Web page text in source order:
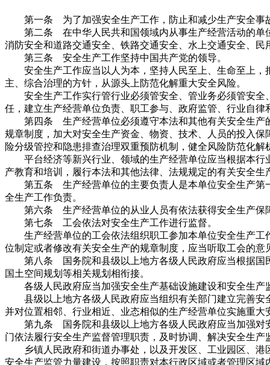
第一条 为了加强安全生产工作，防止和减少生产安全事
第二条 在中华人民共和国领域内从事生产经营活动的单
消防安全和道路交通安全、铁路交通安全、水上交通安全、
第三条 安全生产工作坚持中国共产党的领导。
安全生产工作应当以人为本，坚持人民至上、生命至上，
主、综合治理的方针，从源头上防范化解重大安全风险。
安全生产工作实行管行业必须管安全、管业务必须管安全
任，建立生产经营单位负责、职工参与、政府监管、行业自律
第四条 生产经营单位必须遵守本法和其他有关安全生产
规章制度，加大对安全生产资金、物资、技术、人员的投入
险分级管控和隐患排查治理双重预防机制，健全风险防范化
平台经济等新兴行业、领域的生产经营单位应当根据本行
产教育和培训，履行本法和其他法律、法规规定的有关安全生
第五条 生产经营单位的主要负责人是本单位安全生产第
全生产工作负责。
第六条 生产经营单位的从业人员有依法获得安全生产保
第七条 工会依法对安全生产工作进行监督。
生产经营单位的工会依法组织职工参加本单位安全生产工
位制定或者修改有关安全生产的规章制度，应当听取工会的意
第八条 国务院和县级以上地方各级人民政府应当根据国
国土空间规划等相关规划相衔接。
各级人民政府应当加强安全生产基础设施建设和安全生产
县级以上地方各级人民政府应当组织有关部门建立完善安
并对位置相邻、行业相近、业态相似的生产经营单位实施重大
第九条 国务院和县级以上地方各级人民政府应当加强对
门依法履行安全生产监督管理职责，及时协调、解决安全生产
乡镇人民政府和街道办事处，以及开发区、工业园区、港
安全生产监管力量建设，按照职责对本行政区域或者管理区